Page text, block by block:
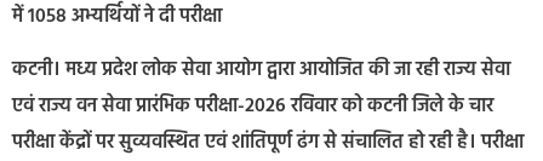
में 1058 अभ्यर्थियों ने दी परीक्षा
कटनी। मध्य प्रदेश लोक सेवा आयोग द्वारा आयोजित की जा रही राज्य सेवा
एवं राज्य वन सेवा प्रारंभिक परीक्षा-2026 रविवार को कटनी जिले के चार
परीक्षा केंद्रों पर सुव्यवस्थित एवं शांतिपूर्ण ढंग से संचालित हो रही है। परीक्षा